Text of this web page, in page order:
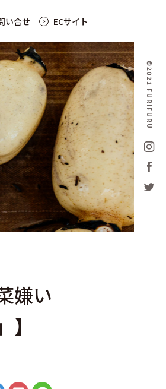
い合せ ECサイト
©2021 FURIFURU
嫌い